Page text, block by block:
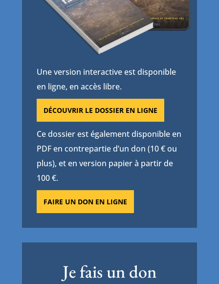
Une version interactive est disponible
en ligne, en accès libre.
DÉCOUVRIR LE DOSSIER EN LIGNE
Ce dossier est également disponible en
PDF en contrepartie d’un don (10 € ou
plus), et en version papier à partir de
100 €.
FAIRE UN DON EN LIGNE
Je fais un don